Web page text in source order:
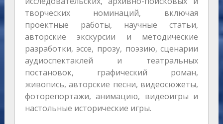
творческих номинаций, включая
проектные работы, научные статьи,
авторские экскурсии и методические
разработки, эссе, прозу, поэзию, сценарии
аудиоспектаклей и театральных
постановок, графический роман,
живопись, авторские песни, видеосюжеты,
фоторепортажи, анимацию, видеоигры и
настольные исторические игры.